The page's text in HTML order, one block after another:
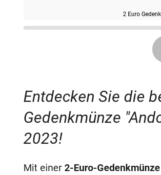
2 Euro
Entdecken Sie die
Gedenkmünze
2023!
Mit einer 2-Euro-